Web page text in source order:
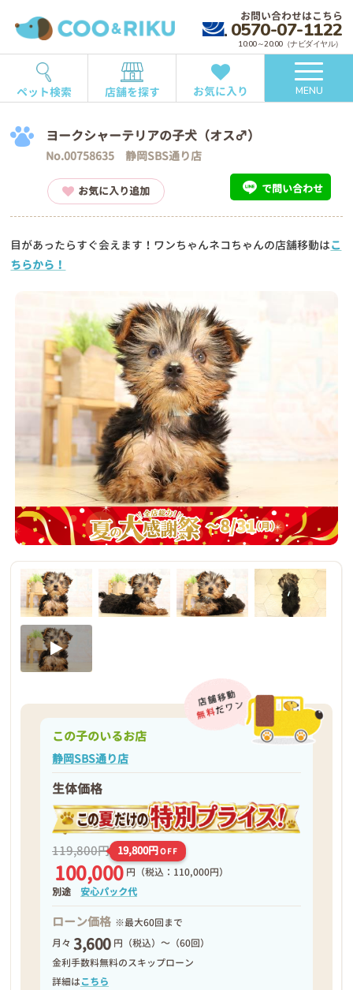
お問い合わせはこちら
0570-07-1122
10:00～20:00（ナビダイヤル）
ペット検索 店舗を探す お気に入り MENU
ヨークシャーテリアの子犬（オス♂）
No.00758635 静岡SBS通り店
お気に入り追加 で問い合わせ
目があったらすぐ会えます！ワンちゃんネコちゃんの店舗移動はこ
ちらから！
この子のいるお店
静岡SBS通り店
生体価格
119,800円 19,800円OFF
100,000 円 （税込：110,000円）
別途安心パック代
ローン価格 ※最大60回まで
月々 3,600 円（税込）～（60回）
金利手数料無料のスキップローン
詳細はこちら